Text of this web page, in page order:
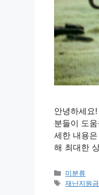
안녕하세요
분들이 도
세한 내용
해 최대한
Categories
미분류
Tags
재난지원금